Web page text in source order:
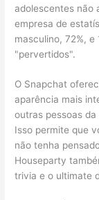
adolescentes não
empresa de
masculino, 72%,
"pervertidos".
O Snapchat
aparência mais
outras pessoas
Isso permite que
não tenha
Houseparty
trivia e o ultimate